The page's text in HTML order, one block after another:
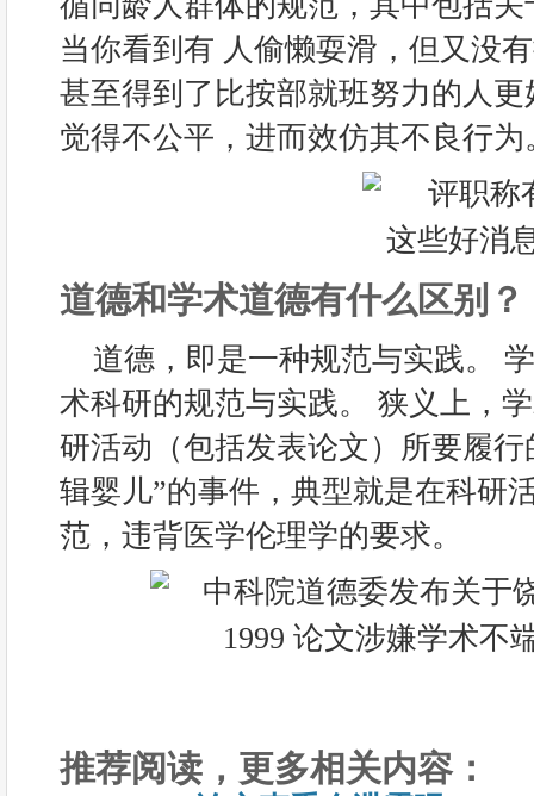
当你看到有 人偷懒耍滑，但又没
甚至得到了比按部就班努力的人
觉得不公平，进而效仿其不良行为
道德和学术道德有什么区别？
道德，即是一种规范与实践。
术科研的规范与实践。 狭义上，
研活动（包括发表论文）所要履
辑婴儿”的事件，典型就是在科研
范，违背医学伦理学的要求。
推荐阅读，更多相关内容：